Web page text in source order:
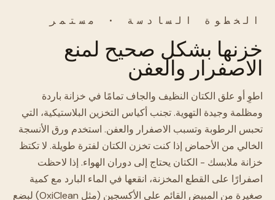
الخطوة السادسة · مستمر
خزنها بشكل صحيح لمنع
الاصفرار والعفن
اطوِ أو علق الكتان النظيف والجاف تمامًا في خزانة باردة
ومظلمة وجيدة التهوية. تجنب أكياس التخزين البلاستيكية، التي
تحبس الرطوبة وتسبب الاصفرار والعفن. استخدم ورق الأنسجة
الخالي من الأحماض إذا كنت تخزن الكتان لفترة طويلة. لا تكتظ
خزانة ملابسك - الكتان يحتاج إلى دوران الهواء. إذا لاحظت
اصفرارًا على القطع المخزنة، انقعها في الماء البارد مع كمية
صغيرة من المبيض القائم على الأكسجين (مثل OxiClean) لبضع